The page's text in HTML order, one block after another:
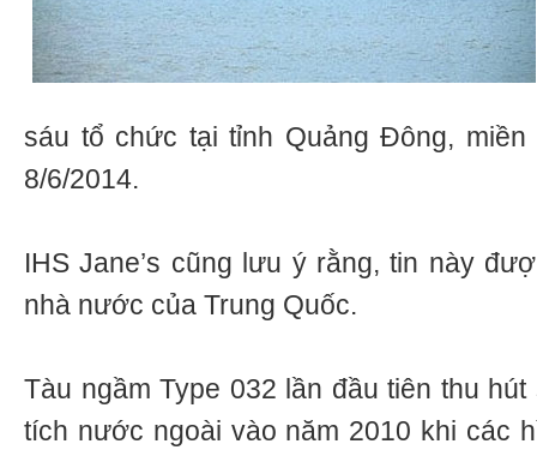
sáu tổ chức tại tỉnh Quảng Đông,
8/6/2014.
IHS Jane’s cũng lưu ý rằng, tin này
nhà nước của Trung Quốc.
Tàu ngầm Type 032 lần đầu tiên thu
tích nước ngoài vào năm 2010 khi các